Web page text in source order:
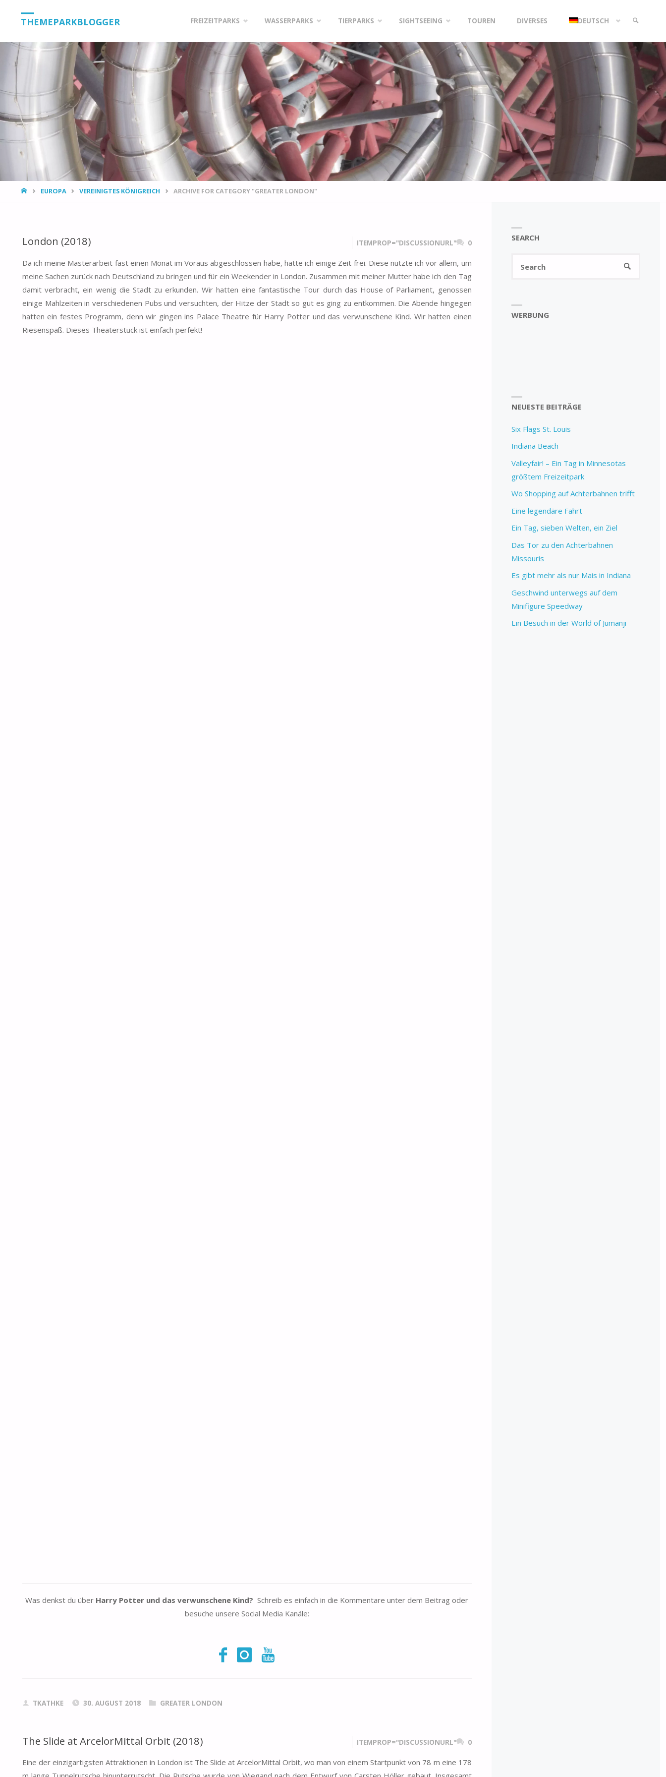
THEMEPARKBLOGGER
content
FREIZEITPARKS WASSERPARKS TIERPARKS SIGHTSEEING TOUREN DIVERSES DEUTSCH
SEARCH
HOMEEUROPA VEREINIGTES KÖNIGREICH ARCHIVE FOR CATEGORY "GREATER LONDON"
London (2018) ITEMPROP="DISCUSSIONURL" 0
Da ich meine Masterarbeit fast einen Monat im Voraus abgeschlossen habe, hatte ich einige Zeit frei. Diese nutzte ich vor allem, um
meine Sachen zurück nach Deutschland zu bringen und für ein Weekender in London. Zusammen mit meiner Mutter habe ich den Tag
damit verbracht, ein wenig die Stadt zu erkunden. Wir hatten eine fantastische Tour durch das House of Parliament, genossen
einige Mahlzeiten in verschiedenen Pubs und versuchten, der Hitze der Stadt so gut es ging zu entkommen. Die Abende hingegen
hatten ein festes Programm, denn wir gingen ins Palace Theatre für Harry Potter und das verwunschene Kind. Wir hatten einen
Riesenspaß. Dieses Theaterstück ist einfach perfekt!
Was denkst du über Harry Potter und das verwunschene Kind? Schreib es einfach in die Kommentare unter dem Beitrag oder
besuche unsere Social Media Kanäle:
TKATHKE 30. AUGUST 2018 GREATER LONDON
The Slide at ArcelorMittal Orbit (2018) ITEMPROP="DISCUSSIONURL" 0
Eine der einzigartigsten Attraktionen in London ist The Slide at ArcelorMittal Orbit, wo man von einem Startpunkt von 78 m eine 178
SEARCH
SEARCH
WERBUNG
NEUESTE BEITRÄGE
Six Flags St. Louis
Indiana Beach
Valleyfair! – Ein Tag in Minnesotas
größtem Freizeitpark
Wo Shopping auf Achterbahnen trifft
Eine legendäre Fahrt
Ein Tag, sieben Welten, ein Ziel
Das Tor zu den Achterbahnen
Missouris
Es gibt mehr als nur Mais in Indiana
Geschwind unterwegs auf dem
Minifigure Speedway
Ein Besuch in der World of Jumanji